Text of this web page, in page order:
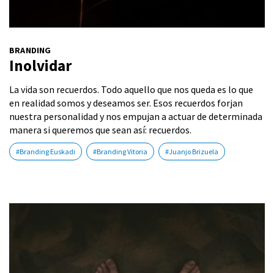
BRANDING
Inolvidar
La vida son recuerdos. Todo aquello que nos queda es lo que
en realidad somos y deseamos ser. Esos recuerdos forjan
nuestra personalidad y nos empujan a actuar de determinada
manera si queremos que sean así: recuerdos.
#Branding Euskadi #Branding Vitoria #Juanjo Brizuela